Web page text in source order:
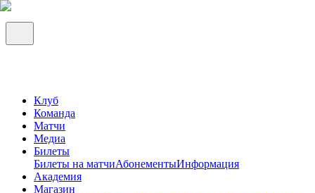
Клуб
Команда
Матчи
Медиа
Билеты
Билеты на матчиАбонементыИнформация
Академия
Магазин